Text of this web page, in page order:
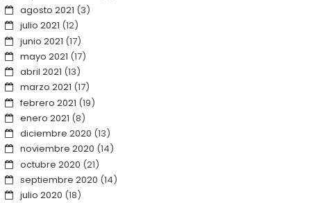
agosto 2021 (3)
julio 2021 (12)
junio 2021 (17)
mayo 2021 (17)
abril 2021 (13)
marzo 2021 (17)
febrero 2021 (19)
enero 2021 (8)
diciembre 2020 (13)
noviembre 2020 (14)
octubre 2020 (21)
septiembre 2020 (14)
julio 2020 (18)